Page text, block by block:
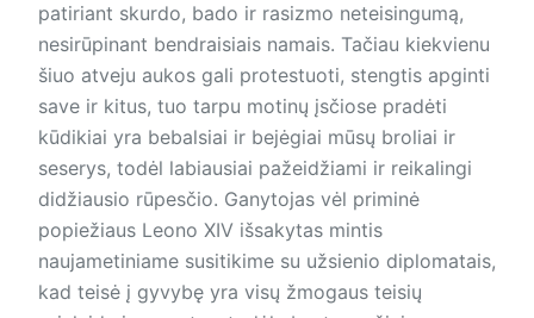
patiriant skurdo, bado ir rasizmo neteisingumą,
nesirūpinant bendraisiais namais. Tačiau kiekvienu
šiuo atveju aukos gali protestuoti, stengtis apginti
save ir kitus, tuo tarpu motinų įsčiose pradėti
kūdikiai yra bebalsiai ir bejėgiai mūsų broliai ir
seserys, todėl labiausiai pažeidžiami ir reikalingi
didžiausio rūpesčio. Ganytojas vėl priminė
popiežiaus Leono XIV išsakytas mintis
naujametiniame susitikime su užsienio diplomatais,
kad teisė į gyvybę yra visų žmogaus teisių